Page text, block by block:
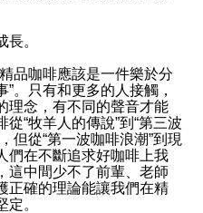
。
品咖啡應該是一件樂於分
。只有和更多的人接觸，
理念，有不同的聲音才能
“牧羊人的傳說”到“第三波
但從“第一波咖啡浪潮”到現
們在不斷追求好咖啡上我
這中間少不了前輩、老師
正確的理論能讓我們在精
。